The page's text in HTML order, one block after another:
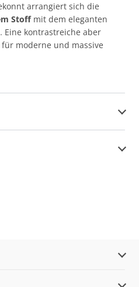
arrangiert sich die
Stoff mit dem eleganten
. Eine kontrastreiche aber
moderne und massive